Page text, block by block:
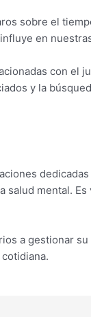
sobre el
en
con el
y la
mental.
a gestionar